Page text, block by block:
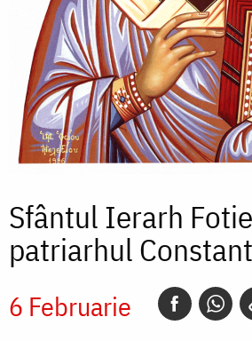
Sfântul Ierarh
patriarhul
6 Februarie